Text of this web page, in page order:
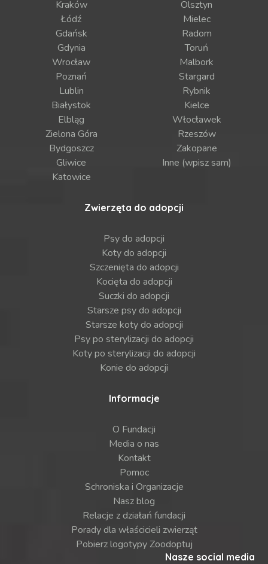
Kraków
Łódź
Gdańsk
Gdynia
Wrocław
Poznań
Lublin
Białystok
Elbląg
Zielona Góra
Bydgoszcz
Gliwice
Katowice
Olsztyn
Mielec
Radom
Toruń
Malbork
Stargard
Rybnik
Kielce
Włocławek
Rzeszów
Zakopane
Inne (wpisz sam)
Zwierzęta do adopcji
Psy do adopcji
Koty do adopcji
Szczenięta do adopcji
Kocięta do adopcji
Suczki do adopcji
Starsze psy do adopcji
Starsze koty do adopcji
Psy po sterylizacji do adopcji
Koty po sterylizacji do adopcji
Konie do adopcji
Informacje
O Fundacji
Media o nas
Kontakt
Pomoc
Schroniska i Organizacje
Nasz blog
Relacje z działań fundacji
Porady dla właścicieli zwierząt
Pobierz logotypy Zoodoptuj
Nasze social media